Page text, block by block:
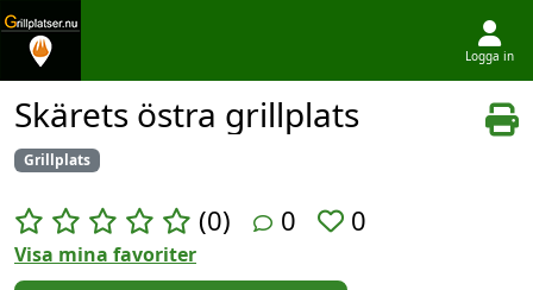
Logga in
Skärets östra grillplats
Grillplats
(0) 0 0
Visa mina favoriter